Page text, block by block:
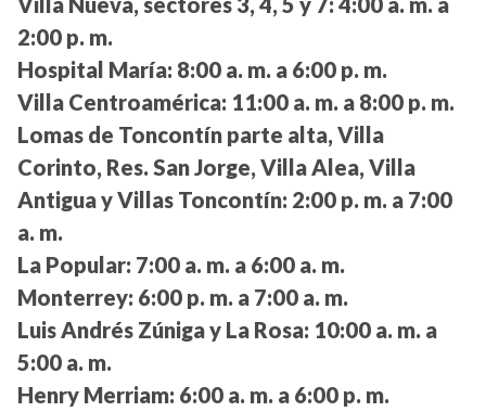
2:00 p. m.
Hospital María: 8:00 a. m. a 6:00 p. m.
Villa Centroamérica: 11:00 a. m. a 8:00 p. m.
Lomas de Toncontín parte alta, Villa
Corinto, Res. San Jorge, Villa Alea, Villa
Antigua y Villas Toncontín: 2:00 p. m. a 7:00
a. m.
La Popular: 7:00 a. m. a 6:00 a. m.
Monterrey: 6:00 p. m. a 7:00 a. m.
Luis Andrés Zúniga y La Rosa: 10:00 a. m. a
5:00 a. m.
Henry Merriam: 6:00 a. m. a 6:00 p. m.